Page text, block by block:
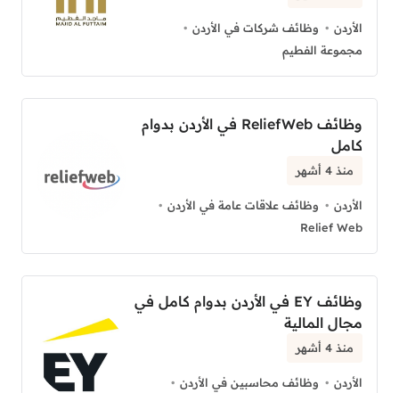
الأردن
وظائف شركات في الأردن
مجموعة الفطيم
وظائف ReliefWeb في الأردن بدوام
كامل
منذ 4 أشهر
الأردن
وظائف علاقات عامة في الأردن
Relief Web
وظائف EY في الأردن بدوام كامل في
مجال المالية
منذ 4 أشهر
الأردن
وظائف محاسبين في الأردن